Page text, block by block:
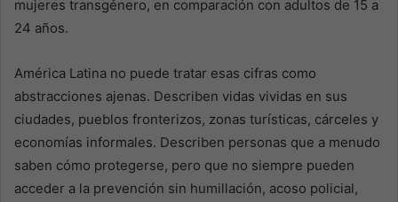
mujeres transgénero, en comparación con adultos de 15 a
24 años.
América Latina no puede tratar esas cifras como
abstracciones ajenas. Describen vidas vividas en sus
ciudades, pueblos fronterizos, zonas turísticas, cárceles y
economías informales. Describen personas que a menudo
saben cómo protegerse, pero que no siempre pueden
acceder a la prevención sin humillación, acoso policial,